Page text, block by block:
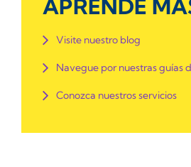
APRENDE
Visite nuestro blog
Navegue por nuestras guías
Conozca nuestros servicios